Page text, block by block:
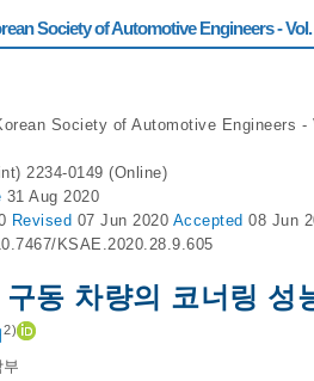
Society of Automotive Engineers - Vol.
Society of Automotive Engineers -
2234-0149 (Online)
31 Aug 2020
Revised 07 Jun 2020 Accepted 08 Jun
KSAE.2020.28.9.605
동 차량의 코너링 성
2)